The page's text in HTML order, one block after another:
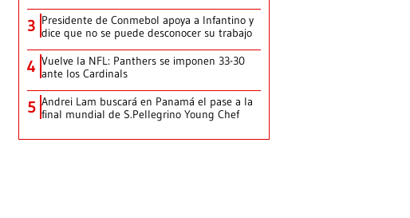
3 Presidente de Conmebol apoya a Infantino y
dice que no se puede desconocer su trabajo
4 Vuelve la NFL: Panthers se imponen 33-30
ante los Cardinals
5 Andrei Lam buscará en Panamá el pase a la
final mundial de S.Pellegrino Young Chef